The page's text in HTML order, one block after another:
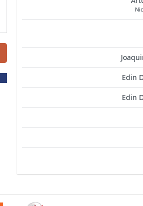
Edin
Edin